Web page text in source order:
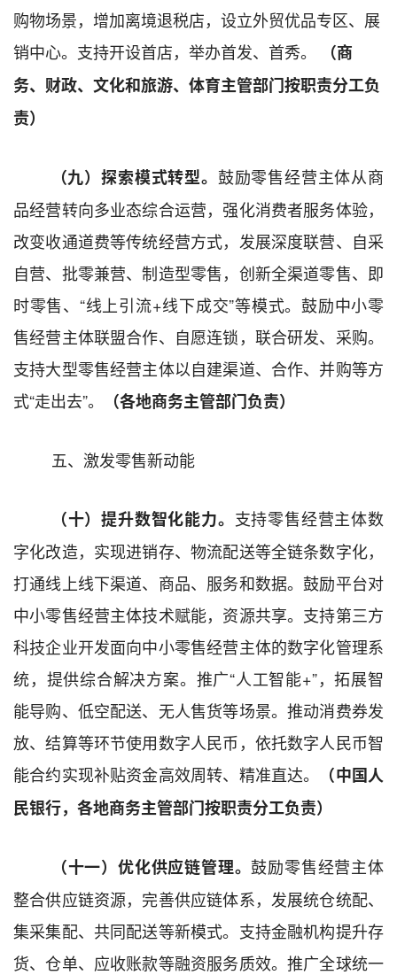
购物场景，增加离境退税店，设立外贸优品专区、展
销中心。支持开设首店，举办首发、首秀。
（商
务、财政、文化和旅游、体育主管部门按职责分工负
责）
（九）探索模式转型。 鼓励零售经营主体从商
品经营转向多业态综合运营，强化消费者服务体验，
改变收通道费等传统经营方式，发展深度联营、自采
自营、批零兼营、制造型零售，创新全渠道零售、即
时零售、 “线上引流+线下成交”等模式。鼓励中小零
售经营主体联盟合作、自愿连锁，联合研发、采购。
支持大型零售经营主体以自建渠道、合作、并购等方
式“走出去”。 （各地商务主管部门负责）
五、激发零售新动能
（十）提升数智化能力。 支持零售经营主体数
字化改造，实现进销存、物流配送等全链条数字化，
打通线上线下渠道、商品、服务和数据。鼓励平台对
中小零售经营主体技术赋能，资源共享。 支持第三方
科技企业开发面向中小零售经营主体的数字化管理系
统，提供综合解决方案。 推广“人工智能+”，拓展智
能导购、 低空配送、无人售货等场景。推动消费券发
放、结算等环节使用数字人民币，依托数字人民币智
能合约实现补贴资金高效周转、精准直达。
（中国人
民银行，各地商务主管部门按职责分工负责）
（十一）优化供应链管理。鼓励零售经营主体
整合供应链资源，完善供应链体系，发展统仓统配、
集采集配、共同配送等新模式。支持金融机构提升存
货、仓单、应收账款等融资服务质效。推广全球统一